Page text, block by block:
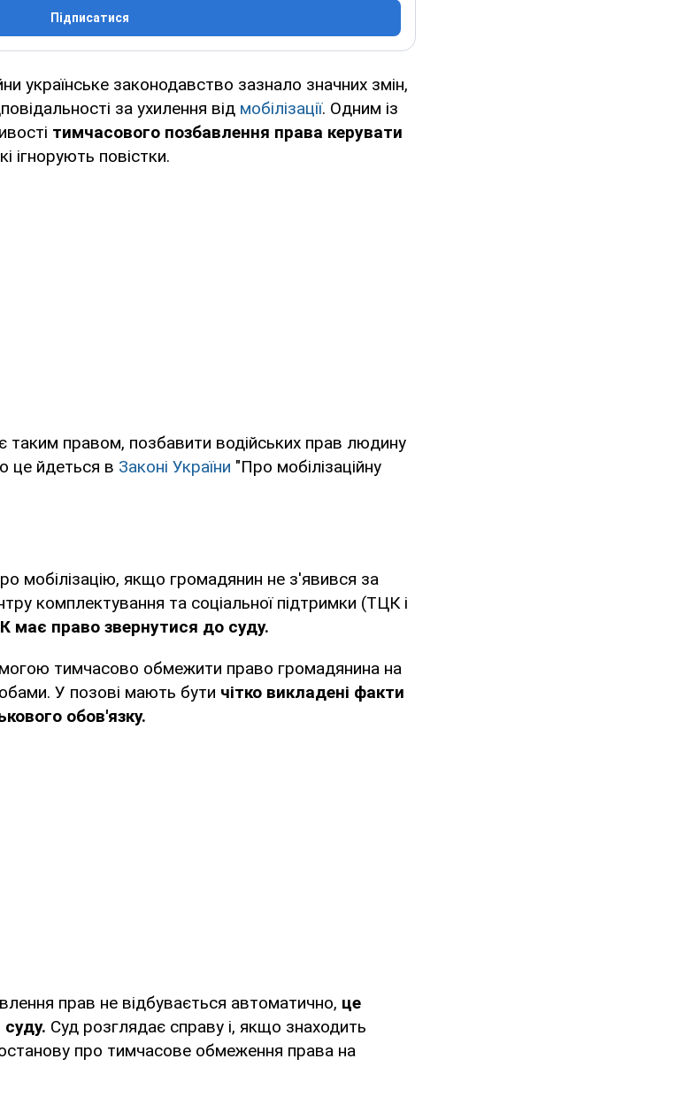
Підписатися
українське законодавство зазнало значних змін,
за ухилення від мобілізації. Одним із
тимчасового позбавлення права керувати
ігнорують повістки.
правом, позбавити водійських прав людину
це йдеться в Законі України "Про мобілізаційну
мобілізацію, якщо громадянин не з'явився за
комплектування та соціальної підтримки (ТЦК і
має право звернутися до суду.
тимчасово обмежити право громадянина на
У позові мають бути чітко викладені факти
обов'язку.
прав не відбувається автоматично, це
Суд розглядає справу і, якщо знаходить
про тимчасове обмеження права на